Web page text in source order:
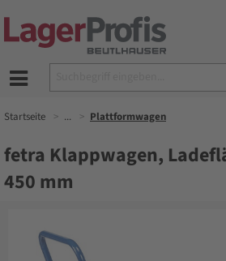
Startseite ... Plattformwagen
fetra Klappwagen,
450 mm